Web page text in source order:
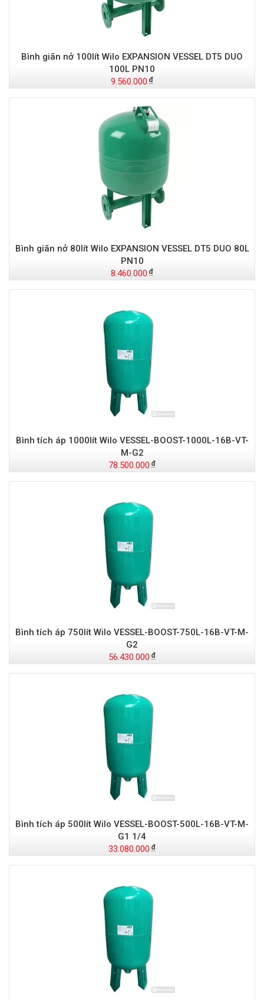
Bình giãn nở 100lít Wilo EXPANSION VESSEL DT5 DUO
100L PN10
9.560.000
Bình giãn nở 80lít Wilo EXPANSION VESSEL DT5 DUO 80L
PN10
8.460.000
Bình tích áp 1000lít Wilo VESSEL-BOOST-1000L-16B-VT-
M-G2
78.500.000
Bình tích áp 750lít Wilo VESSEL-BOOST-750L-16B-VT-M-
G2
56.430.000
Bình tích áp 500lít Wilo VESSEL-BOOST-500L-16B-VT-M-
G1 1/4
33.080.000